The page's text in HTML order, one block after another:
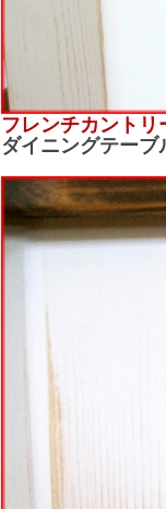
フレンチカント
ダイニングテー